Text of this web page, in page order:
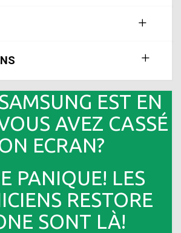
EST EN
AVEZ CASSÉ
ECRAN?
PANIQUE! LES
RESTORE
SONT LÀ!